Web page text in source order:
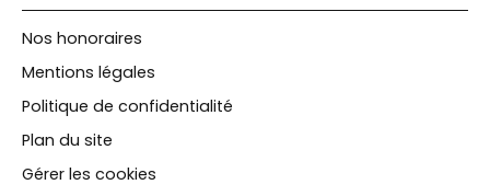
Nos honoraires
Mentions légales
Politique de confidentialité
Plan du site
Gérer les cookies